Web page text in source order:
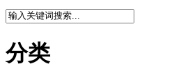
分类